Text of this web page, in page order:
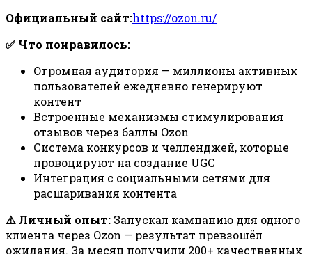
Официальный сайт:https://ozon.ru/
✅ Что понравилось:
Огромная аудитория — миллионы активных
пользователей ежедневно генерируют
контент
Встроенные механизмы стимулирования
отзывов через баллы Ozon
Система конкурсов и челленджей, которые
провоцируют на создание UGC
Интеграция с социальными сетями для
расшаривания контента
⚠️ Личный опыт: Запускал кампанию для одного
клиента через Ozon — результат превзошёл
ожидания. За месяц получили 200+ качественных